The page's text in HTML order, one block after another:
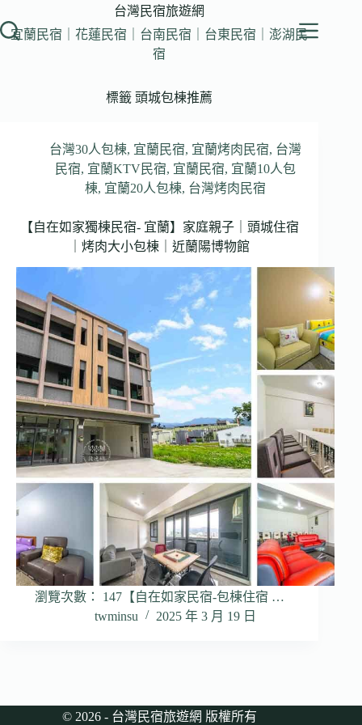
至
台灣民宿旅遊網
宜蘭民宿｜花蓮民宿｜台南民宿｜台東民宿｜澎湖民
宿
標籤 頭城包棟推薦
台灣30人包棟, 宜蘭民宿, 宜蘭烤肉民宿, 台灣
民宿, 宜蘭KTV民宿, 宜蘭民宿, 宜蘭10人包
棟, 宜蘭20人包棟, 台灣烤肉民宿
【自在如家獨棟民宿- 宜蘭】家庭親子｜頭城住宿
｜烤肉大小包棟｜近蘭陽博物館
瀏覽次數： 147【自在如家民宿-包棟住宿 …
twminsu
2025 年 3 月 19 日
© 2026 - 台灣民宿旅遊網 版權所有